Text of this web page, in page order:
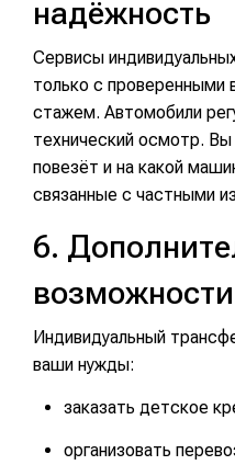
надёжность
Сервисы
только с
стажем. Автомобили
технический осмотр.
повезёт и на какой
связанные с частными
6.
возможности
Индивидуальный
ваши нужды:
заказать детское
организовать